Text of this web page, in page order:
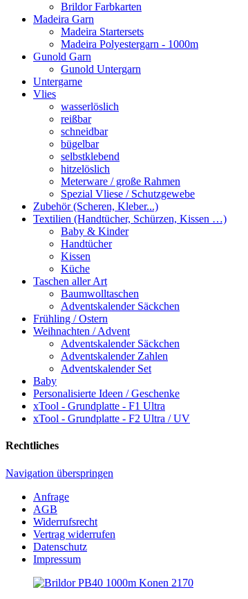
Brildor Farbkarten
Madeira Garn
Madeira Startersets
Madeira Polyestergarn - 1000m
Gunold Garn
Gunold Untergarn
Untergarne
Vlies
wasserlöslich
reißbar
schneidbar
bügelbar
selbstklebend
hitzelöslich
Meterware / große Rahmen
Spezial Vliese / Schutzgewebe
Zubehör (Scheren, Kleber...)
Textilien (Handtücher, Schürzen, Kissen …)
Baby & Kinder
Handtücher
Kissen
Küche
Taschen aller Art
Baumwolltaschen
Adventskalender Säckchen
Frühling / Ostern
Weihnachten / Advent
Adventskalender Säckchen
Adventskalender Zahlen
Adventskalender Set
Baby
Personalisierte Ideen / Geschenke
xTool - Grundplatte - F1 Ultra
xTool - Grundplatte - F2 Ultra / UV
Rechtliches
Navigation überspringen
Anfrage
AGB
Widerrufsrecht
Vertrag widerrufen
Datenschutz
Impressum